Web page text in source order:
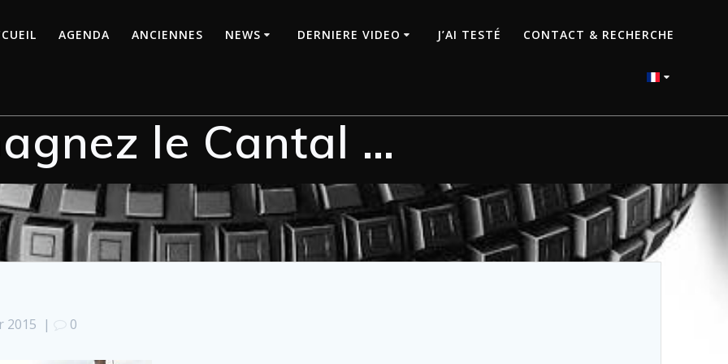
AGENDA ANCIENNES NEWS DERNIERE VIDEO J’AI TESTÉ CONTACT & RECHERCHE
le Cantal …
2015 | 0